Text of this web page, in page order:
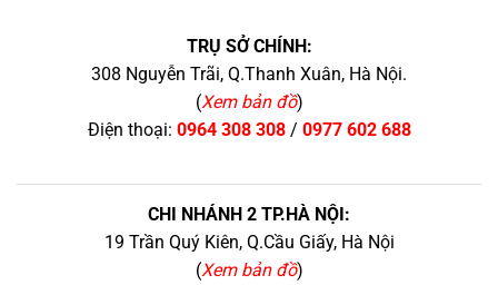
TRỤ SỞ CHÍNH:
308 Nguyễn Trãi, Q.Thanh Xuân, Hà Nội.
(Xem bản đồ)
Điện thoại: 0964 308 308/ 0977 602 688
CHI NHÁNH 2 TP.HÀ NỘI:
19 Trần Quý Kiên, Q.Cầu Giấy, Hà Nội
(Xem bản đồ)